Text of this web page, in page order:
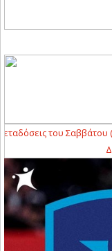
του Σαββάτου (8/8)